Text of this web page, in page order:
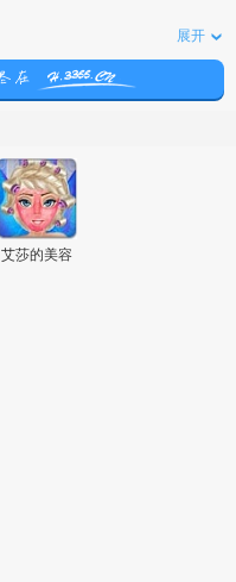
展开
艾莎的美容